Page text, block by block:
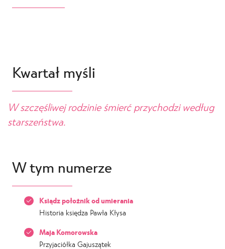
Kwartał myśli
W szczęśliwej rodzinie śmierć przychodzi według
starszeństwa.
W tym numerze
Ksiądz położnik od umierania
Historia księdza Pawła Kłysa
Maja Komorowska
Przyjaciółka Gajuszątek